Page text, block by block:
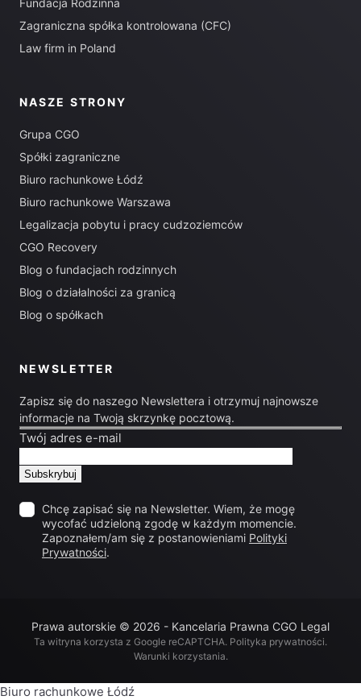
Fundacja Rodzinna
Zagraniczna spółka kontrolowana (CFC)
Law firm in Poland
NASZE STRONY
Grupa CGO
Spółki zagraniczne
Biuro rachunkowe Łódź
Biuro rachunkowe Warszawa
Legalizacja pobytu i pracy cudzoziemców
CGO Recovery
Blog o fundacjach rodzinnych
Blog o działalności za granicą
Blog o spółkach
NEWSLETTER
Zapisz się do naszego Newslettera i otrzymuj najnowsze
informacje na Twoją skrzynkę pocztową.
Twój adres e-mail
Chcę zapisać się na Newsletter. Wiem, że mogę
wycofać udzieloną zgodę w każdym momencie.
Zapoznałem/am się z postanowieniami Polityki
Prywatności.
Prawa autorskie © 2026 - Kancelaria Prawna CGO Legal
Ta witryna korzysta z Google reCAPTCHA. Polityka prywatności.
Warunki korzystania.
Biuro rachunkowe Łódź